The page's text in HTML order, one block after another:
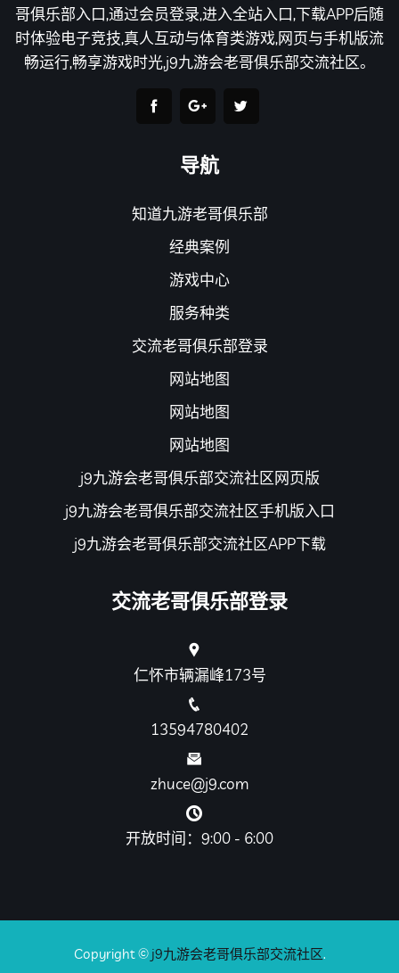
哥俱乐部入口,通过会员登录,进入全站入口,下载APP后随
时体验电子竞技,真人互动与体育类游戏,网页与手机版流
畅运行,畅享游戏时光,j9九游会老哥俱乐部交流社区。
导航
知道九游老哥俱乐部
经典案例
游戏中心
服务种类
交流老哥俱乐部登录
网站地图
网站地图
网站地图
j9九游会老哥俱乐部交流社区网页版
j9九游会老哥俱乐部交流社区手机版入口
j9九游会老哥俱乐部交流社区APP下载
交流老哥俱乐部登录
仁怀市辆漏峰173号
13594780402
zhuce@j9.com
开放时间：9:00 - 6:00
Copyright © j9九游会老哥俱乐部交流社区.